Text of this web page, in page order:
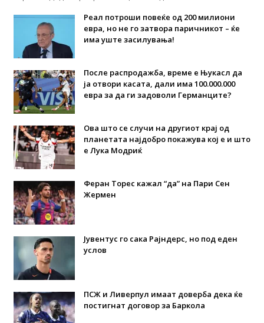
Реал потроши повеќе од 200 милиони
евра, но не го затвора паричникот – ќе
има уште засилувања!
После распродажба, време е Њукасл да
ја отвори касата, дали има 100.000.000
евра за да ги задоволи Германците?
Ова што се случи на другиот крај од
планетата најдобро покажува кој е и што
е Лука Модриќ
Феран Торес кажал “да” на Пари Сен
Жермен
Јувентус го сака Рајндерс, но под еден
услов
ПСЖ и Ливерпул имаат доверба дека ќе
постигнат договор за Баркола